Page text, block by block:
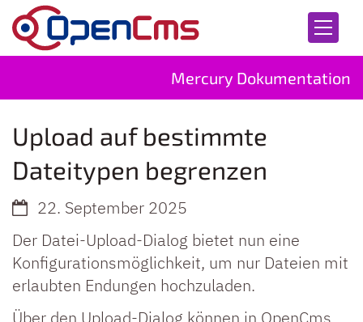
Zum Inhalt springen
Mercury Dokumentation
Upload auf bestimmte
Dateitypen begrenzen
22. September 2025
Der Datei-Upload-Dialog bietet nun eine
Konfigurationsmöglichkeit, um nur Dateien mit
erlaubten Endungen hochzuladen.